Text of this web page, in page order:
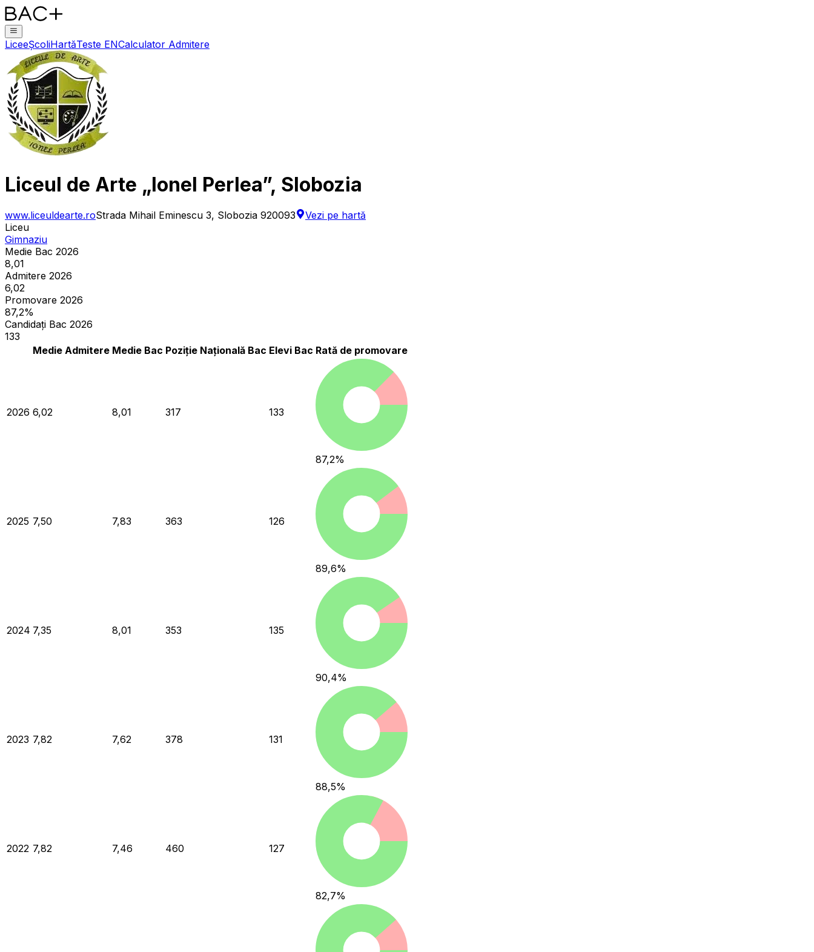
LiceeȘcoliHartăTeste ENCalculator Admitere
Liceul de Arte „Ionel Perlea”, Slobozia
www.liceuldearte.roStrada Mihail Eminescu 3, Slobozia 920093
Vezi pe hartă
Liceu
Gimnaziu
Medie Bac 2026
8,01
Admitere 2026
6,02
Promovare 2026
87,2%
Candidați Bac 2026
133
Medie Admitere Medie Bac Poziție Națională Bac Elevi Bac Rată de promovare
2026 6,02 8,01 317 133
87,2%
2025 7,50 7,83 363 126
89,6%
2024 7,35 8,01 353 135
90,4%
2023 7,82 7,62 378 131
88,5%
2022 7,82 7,46 460 127
82,7%